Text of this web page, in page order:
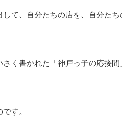
て、自分たちの店を、自分た
く書かれた「神戸っ子の応接間
す。